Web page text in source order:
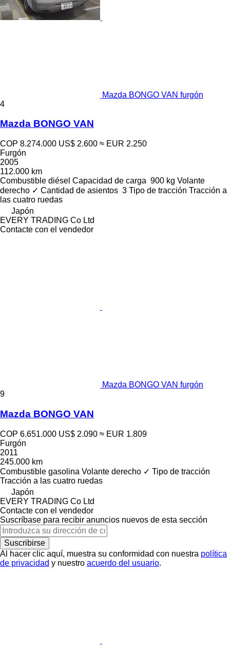
Mazda BONGO VAN furgón
4
Mazda BONGO VAN
COP 8.274.000 US$ 2.600 ≈ EUR 2.250
Furgón
2005
112.000 km
Combustible diésel Capacidad de carga 900 kg Volante
derecho ✓ Cantidad de asientos 3 Tipo de tracción Tracción a
las cuatro ruedas
Japón
EVERY TRADING Co Ltd
Contacte con el vendedor
Mazda BONGO VAN furgón
9
Mazda BONGO VAN
COP 6.651.000 US$ 2.090 ≈ EUR 1.809
Furgón
2011
245.000 km
Combustible gasolina Volante derecho ✓ Tipo de tracción
Tracción a las cuatro ruedas
Japón
EVERY TRADING Co Ltd
Contacte con el vendedor
Suscríbase para recibir anuncios nuevos de esta sección
Suscribirse
Al hacer clic aquí, muestra su conformidad con nuestra política
de privacidad y nuestro acuerdo del usuario.